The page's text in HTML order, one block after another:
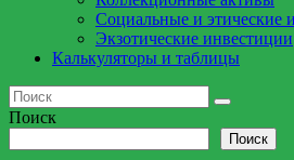
Социальные и этические
Экзотические инвестиции
Калькуляторы и таблицы
Поиск
Поиск